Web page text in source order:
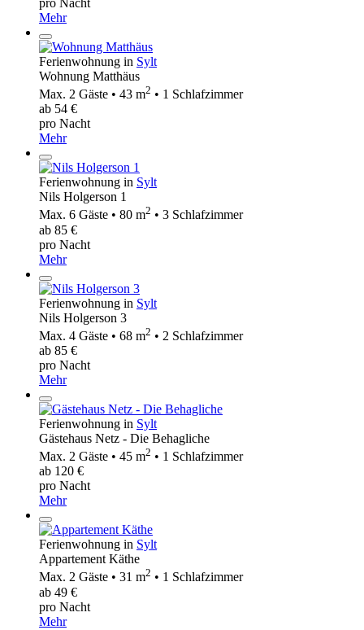
pro Nacht
Mehr
Ferienwohnung in Sylt
Wohnung Matthäus
Max. 2 Gäste • 43 m2 • 1 Schlafzimmer
ab 54 €
pro Nacht
Mehr
Ferienwohnung in Sylt
Nils Holgerson 1
Max. 6 Gäste • 80 m2 • 3 Schlafzimmer
ab 85 €
pro Nacht
Mehr
Ferienwohnung in Sylt
Nils Holgerson 3
Max. 4 Gäste • 68 m2 • 2 Schlafzimmer
ab 85 €
pro Nacht
Mehr
Ferienwohnung in Sylt
Gästehaus Netz - Die Behagliche
Max. 2 Gäste • 45 m2 • 1 Schlafzimmer
ab 120 €
pro Nacht
Mehr
Ferienwohnung in Sylt
Appartement Käthe
Max. 2 Gäste • 31 m2 • 1 Schlafzimmer
ab 49 €
pro Nacht
Mehr